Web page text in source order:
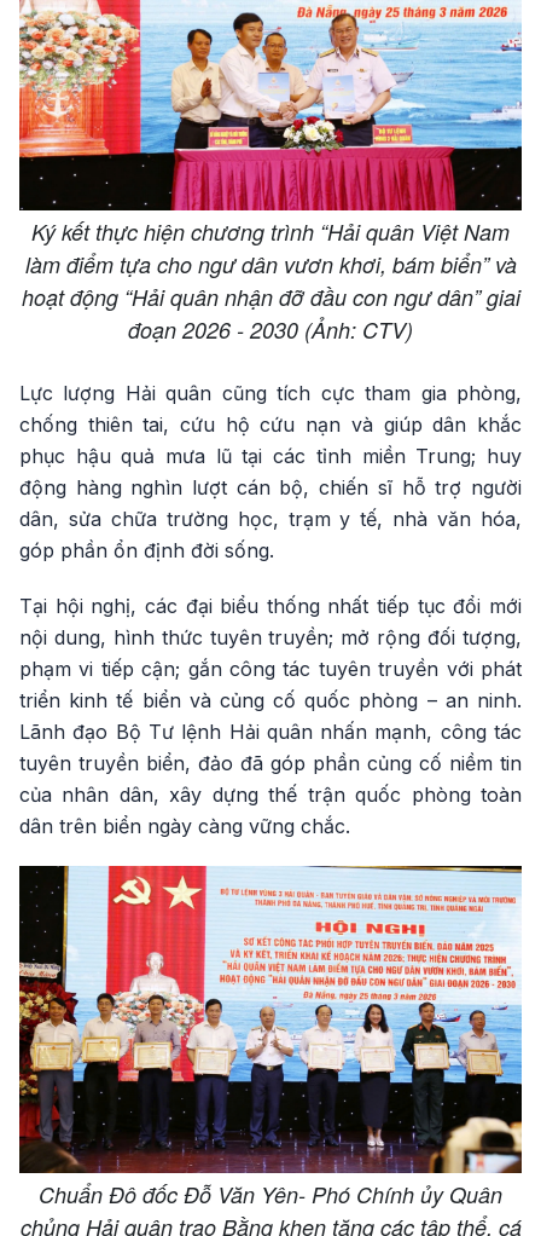
Ký kết thực hiện chương trình “Hải quân Việt Nam
làm điểm tựa cho ngư dân vươn khơi, bám biển” và
hoạt động “Hải quân nhận đỡ đầu con ngư dân” giai
đoạn 2026 - 2030 (Ảnh: CTV)
Lực lượng Hải quân cũng tích cực tham gia phòng,
chống thiên tai, cứu hộ cứu nạn và giúp dân khắc
phục hậu quả mưa lũ tại các tỉnh miền Trung; huy
động hàng nghìn lượt cán bộ, chiến sĩ hỗ trợ người
dân, sửa chữa trường học, trạm y tế, nhà văn hóa,
góp phần ổn định đời sống.
Tại hội nghị, các đại biểu thống nhất tiếp tục đổi mới
nội dung, hình thức tuyên truyền; mở rộng đối tượng,
phạm vi tiếp cận; gắn công tác tuyên truyền với phát
triển kinh tế biển và củng cố quốc phòng – an ninh.
Lãnh đạo Bộ Tư lệnh Hải quân nhấn mạnh, công tác
tuyên truyền biển, đảo đã góp phần củng cố niềm tin
của nhân dân, xây dựng thế trận quốc phòng toàn
dân trên biển ngày càng vững chắc.
Chuẩn Đô đốc Đỗ Văn Yên- Phó Chính ủy Quân
chủng Hải quân trao Bằng khen tặng các tập thể, cá